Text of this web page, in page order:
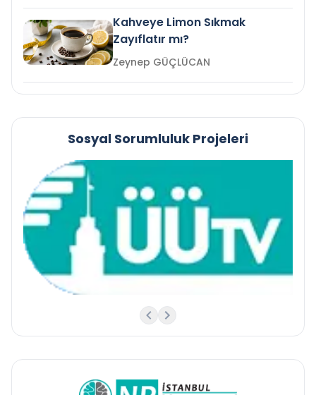
Kahveye Limon Sıkmak
Zayıflatır mı?
Zeynep GÜÇLÜCAN
Sosyal Sorumluluk Projeleri